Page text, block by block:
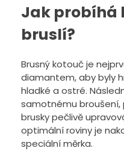
Jak probíhá
bruslí?
Brusný kotouč je
diamantem, aby byly
hladké a ostré.
samotnému broušení,
brusky pečlivě
optimální roviny je
speciální měrka.